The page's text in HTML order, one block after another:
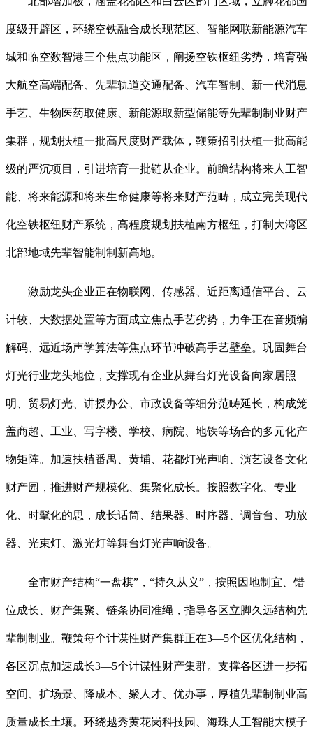
度级开辟区，环绕空铁融合成长现范区、智能网联新能源汽车
城和临空数智港三个焦点功能区，阐扬空铁枢纽劣势，培育强
大航空高端配备、先辈轨道交通配备、汽车智制、新一代消息
手艺、生物医药取健康、新能源取新型储能等先辈制制业财产
集群，规划扶植一批高尺度财产载体，鞭策招引扶植一批高能
级的严沉项目，引进培育一批链从企业。前瞻结构将来人工智
能、将来能源和将来生命健康等将来财产范畴，成立完美现代
化空铁枢纽财产系统，高程度规划扶植南方枢纽，打制大湾区
北部地域先辈智能制制新高地。
激励龙头企业正在物联网、传感器、近距离通信平台、云
计较、大数据处置等方面成立焦点手艺劣势，力争正在音频编
解码、远近场声学算法等焦点环节冲破高手艺壁垒。巩固舞台
灯光行业龙头地位，支撑现有企业从舞台灯光设备向家居照
明、贸易灯光、讲授办公、市政设备等细分范畴延长，构成笼
盖商超、工业、写字楼、学校、病院、地铁等场合的多元化产
物矩阵。加速扶植番禺、黄埔、花都灯光声响、演艺设备文化
财产园，推进财产规模化、集聚化成长。按照数字化、专业
化、时髦化的思，成长话筒、结果器、时序器、调音台、功放
器、光束灯、激光灯等舞台灯光声响设备。
全市财产结构“一盘棋”，“持久从义”，按照因地制宜、错
位成长、财产集聚、链条协同准绳，指导各区立脚久远结构先
辈制制业。鞭策每个计谋性财产集群正在3—5个区优化结构，
各区沉点加速成长3—5个计谋性财产集群。支撑各区进一步拓
空间、扩场景、降成本、聚人才、优办事，厚植先辈制制业高
质量成长土壤。环绕越秀黄花岗科技园、海珠人工智能大模子